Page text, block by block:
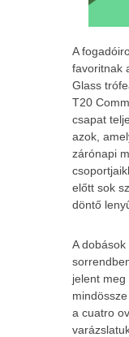
A
favoritnak
Glass
T20
csapat
azok,
zárónapi
előtt sok
döntő
A
jelent
a cuatro